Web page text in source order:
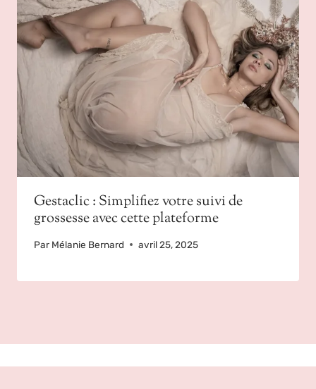
Gestaclic : Simplifiez votre suivi de
grossesse avec cette plateforme
Par Mélanie Bernard avril 25, 2025